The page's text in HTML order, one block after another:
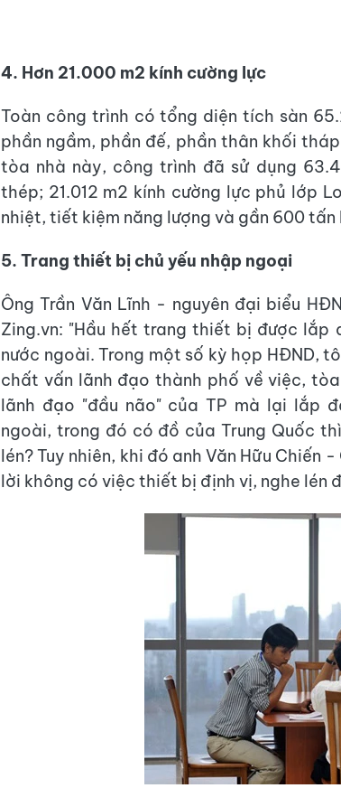
4. Hơn 21.000 m2 kính cường lực
Toàn công trình có tổng diện tích sàn
phần ngầm, phần đế, phần thân khối
tòa nhà này, công trình đã sử dụng
thép; 21.012 m2 kính cường lực phủ lớp
nhiệt, tiết kiệm năng lượng và gần 600
5. Trang thiết bị chủ yếu nhập ngoại
Ông Trần Văn Lĩnh - nguyên đại biểu
Zing.vn: "Hầu hết trang thiết bị được
nước ngoài. Trong một số kỳ họp HĐND,
chất vấn lãnh đạo thành phố về việc,
lãnh đạo "đầu não" của TP mà lại lắp
ngoài, trong đó có đồ của Trung Quốc
lén? Tuy nhiên, khi đó anh Văn Hữu Chiến
lời không có việc thiết bị định vị, nghe lén